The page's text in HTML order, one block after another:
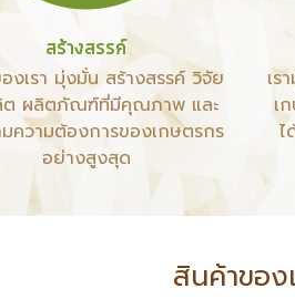
สร้างสรรค์
งเรา มุ่งมั่น สร้างสรรค์ วิจัย
ต ผลิตภัณฑ์ที่มีคุณภาพ และ
ความต้องการของเกษตรกร
อย่างสูงสุด
เร
เ
ไ
สินค้าของ